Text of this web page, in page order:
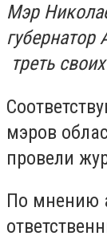
Мэр
треть
мэров
провели
По мнению